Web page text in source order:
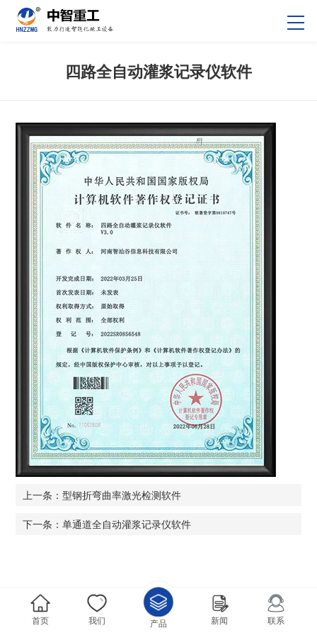
四路全自动灌浆记录仪软件
上一条：型钢折弯曲率激光检测软件
下一条：单通道全自动灌浆记录仪软件
首页 我们 产品 新闻 联系